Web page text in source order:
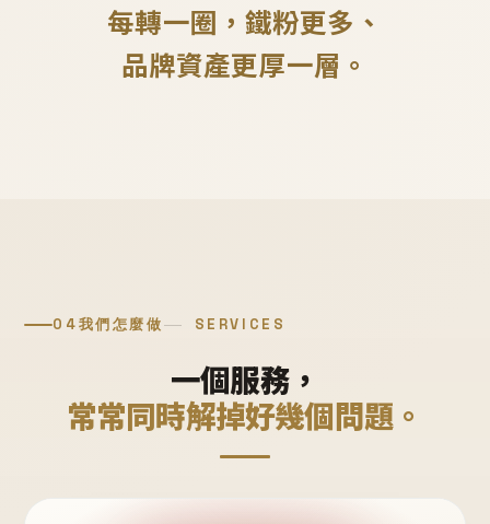
每轉一圈，鐵粉更多、
品牌資產更厚一層。
04我們怎麼做 SERVICES
一個服務，
常常同時解掉好幾個問題。